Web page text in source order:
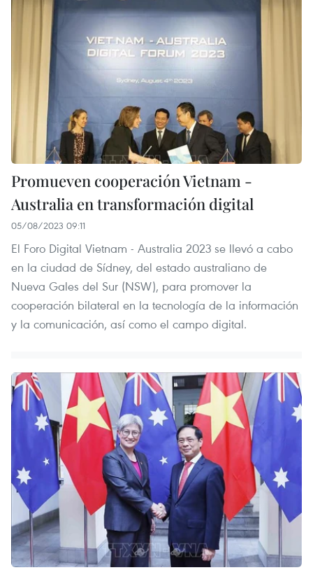
Promueven cooperación Vietnam -
Australia en transformación digital
05/08/2023 09:11
El Foro Digital Vietnam - Australia 2023 se llevó a cabo
en la ciudad de Sídney, del estado australiano de
Nueva Gales del Sur (NSW), para promover la
cooperación bilateral en la tecnología de la información
y la comunicación, así como el campo digital.